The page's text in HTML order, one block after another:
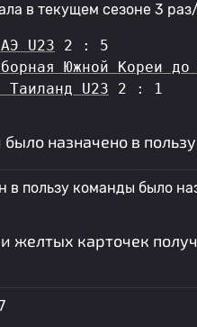
в текущем сезоне 3
U23 2 : 5
Южной Кореи до
U23 2 : 1
было назначено в
в пользу команды было
желтых карточек